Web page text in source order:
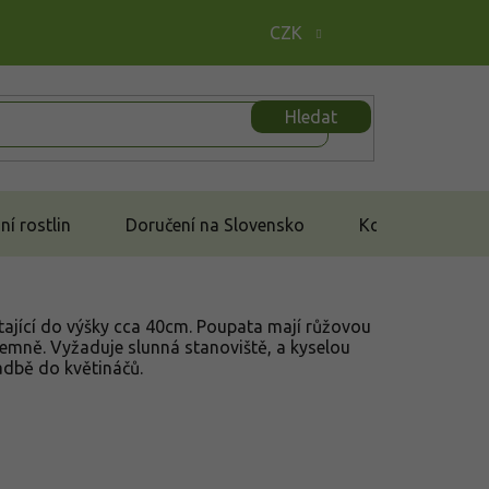
CZK
Hledat
rostlin Doručení na Slovensko Kontakt
do výšky cca 40cm. Poupata mají růžovou
Vyžaduje slunná stanoviště, a kyselou
do květináčů.